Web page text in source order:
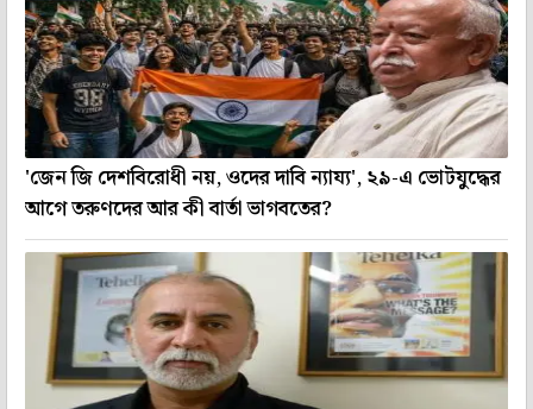
'জেন জি দেশবিরোধী নয়, ওদের দাবি ন্যায্য', ২৯-এ ভোটযুদ্ধের
আগে তরুণদের আর কী বার্তা ভাগবতের?